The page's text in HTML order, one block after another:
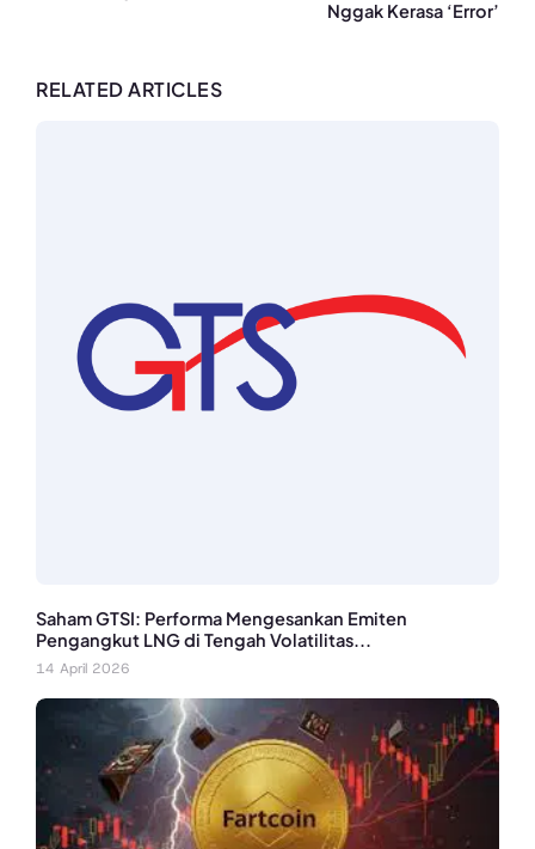
Nggak Kerasa ‘Error’
RELATED ARTICLES
Saham GTSI: Performa Mengesankan Emiten
Pengangkut LNG di Tengah Volatilitas...
14 April 2026